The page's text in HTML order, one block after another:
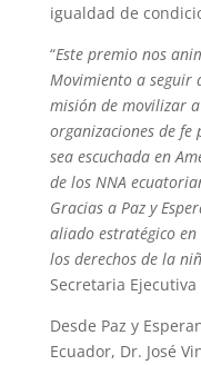
igualdad de
“Este premio nos
Movimiento a seguir
misión de movilizar
organizaciones de fe
sea escuchada en
de los NNA
Gracias a Paz y
aliado estratégico
los derechos de la
Secretaria Ejecutiva
Desde Paz y
Ecuador, Dr. José